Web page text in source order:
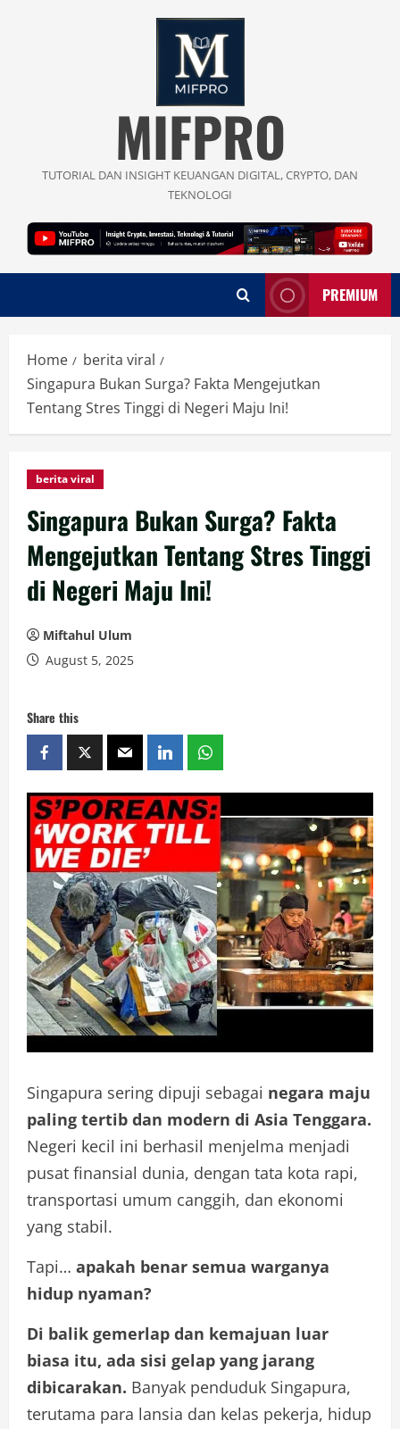
MIFPRO
TUTORIAL DAN INSIGHT KEUANGAN DIGITAL, CRYPTO, DAN
TEKNOLOGI
PREMIUM
Home
berita viral
Singapura Bukan Surga? Fakta Mengejutkan
Tentang Stres Tinggi di Negeri Maju Ini!
berita viral
Singapura Bukan Surga? Fakta
Mengejutkan Tentang Stres Tinggi
di Negeri Maju Ini!
Miftahul Ulum
August 5, 2025
Share this
Singapura sering dipuji sebagai negara maju
paling tertib dan modern di Asia Tenggara.
Negeri kecil ini berhasil menjelma menjadi
pusat finansial dunia, dengan tata kota rapi,
transportasi umum canggih, dan ekonomi
yang stabil.
Tapi… apakah benar semua warganya
hidup nyaman?
Di balik gemerlap dan kemajuan luar
biasa itu, ada sisi gelap yang jarang
dibicarakan. Banyak penduduk Singapura,
terutama para lansia dan kelas pekerja, hidup